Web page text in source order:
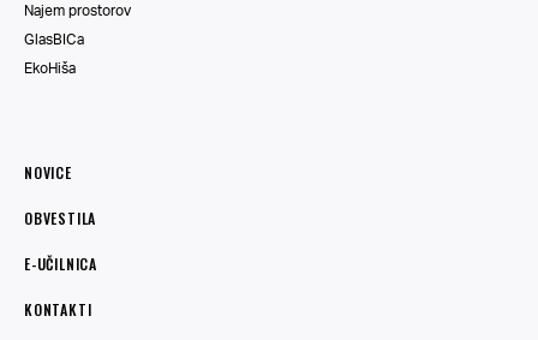
Najem prostorov
GlasBICa
EkoHiša
NOVICE
OBVESTILA
E-UČILNICA
KONTAKTI